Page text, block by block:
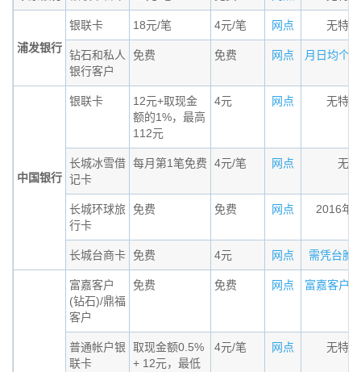
浦发银行
银联卡 18元/笔 4元/笔 网点 无特
钻石和私人
银行客户
免费 免费 网点 月日均个
中国银行
银联卡
12元+取现金
额的1%，最高
112元
4元 网点 无特
长城冰雪借
记卡
每月第1笔免费 4元/笔 网点 无
长城环球旅
行卡
免费 免费 网点 2016年
长城台商卡 免费 4元 网点 需凭台胞
富嘉客户
(钻石)/鼎福
客户
免费 免费 网点 富嘉客户
普通帐户银
联卡
取现金额0.5%
+ 12元，最低
4元/笔 网点 无特